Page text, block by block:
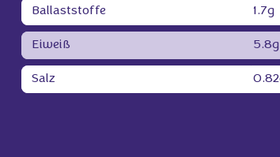
Ballaststoffe 1.7g
Eiweiß 5.8g
Salz